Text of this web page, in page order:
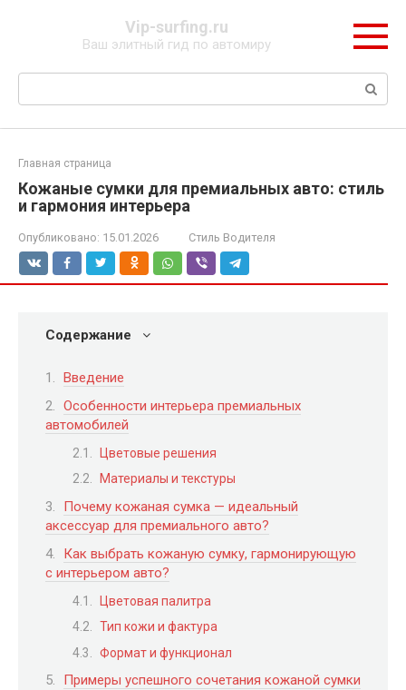
Vip-surfing.ru
Ваш элитный гид по автомиру
Поиск:
Главная страница
Кожаные сумки для премиальных авто: стиль
и гармония интерьера
Опубликовано: 15.01.2026 Стиль Водителя
Содержание
Введение
Особенности интерьера премиальных
автомобилей
Цветовые решения
Материалы и текстуры
Почему кожаная сумка — идеальный
аксессуар для премиального авто?
Как выбрать кожаную сумку, гармонирующую
с интерьером авто?
Цветовая палитра
Тип кожи и фактура
Формат и функционал
Примеры успешного сочетания кожаной сумки